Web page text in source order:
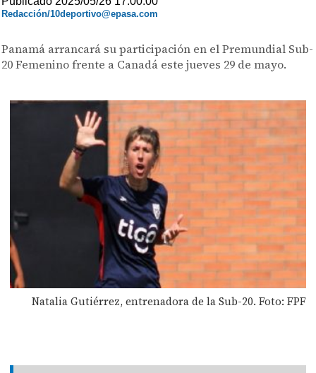
Redacción/10deportivo@epasa.com
Panamá arrancará su participación en el Premundial Sub-
20 Femenino frente a Canadá este jueves 29 de mayo.
Natalia Gutiérrez, entrenadora de la Sub-20. Foto: FPF